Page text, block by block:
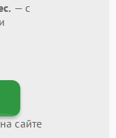
— с
сайте